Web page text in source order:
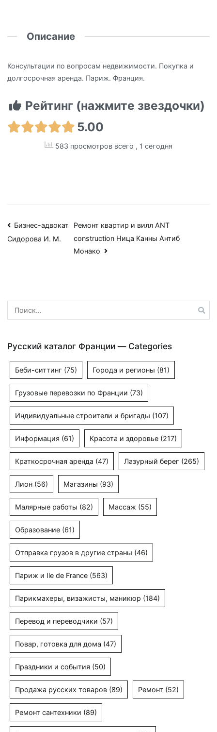
Описание
Консультации по вопросам недвижимости. Покупка и
долгосрочная аренда. Париж. Франция.
Рейтинг (нажмите звездочки)
5.00
583 просмотров всего , 1 сегодня
Навигация
по
Бизнес-адвокат
Сидорова И. М.
Ремонт квартир и вилл ANT
construction Ница Канны Антиб
Монако
Найти:
Русский каталог Франции — Categories
Беби-ситтинг (75) Города и регионы (81)
Грузовые перевозки по Франции (73)
Индивидуальные строители и бригады (107)
Информация (61) Красота и здоровье (217)
Краткосрочная аренда (47) Лазурный берег (265)
Лион (56) Магазины (93)
Малярные работы (82) Массаж (55)
Образование (61)
Отправка грузов в другие страны (46)
Париж и Ile de France (563)
Парикмахеры, визажисты, маникюр (184)
Перевод и переводчики (57)
Повар, готовка для дома (47)
Праздники и события (50)
Продажа русских товаров (89) Ремонт (52)
Ремонт сантехники (89)